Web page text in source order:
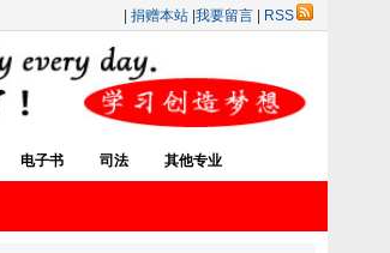
捐赠本站 我要留言 RSS
电子书 司法 其他专业